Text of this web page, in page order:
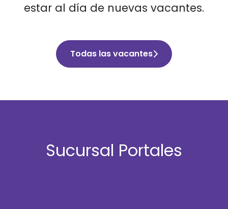
estar al día de nuevas vacantes.
Todas las vacantes
Sucursal Portales